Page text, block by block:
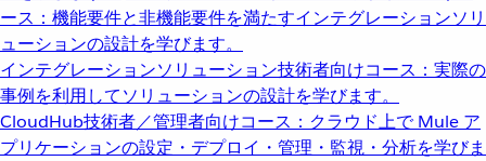
ース：機能要件と非機能要件を満たすインテグレーションソリ
ューションの設計を学びます。
インテグレーションソリューション技術者向けコース：実際の
事例を利用してソリューションの設計を学びます。
CloudHub技術者／管理者向けコース：クラウド上で Mule ア
プリケーションの設定・デプロイ・管理・監視・分析を学びま